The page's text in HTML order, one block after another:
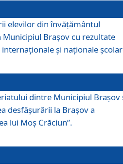
elevilor din învățământul
Brașov cu rezultate
și naționale
dintre Municipiul Brașov
desfăşurării la Brașov a
lui Moș Crăciun”.